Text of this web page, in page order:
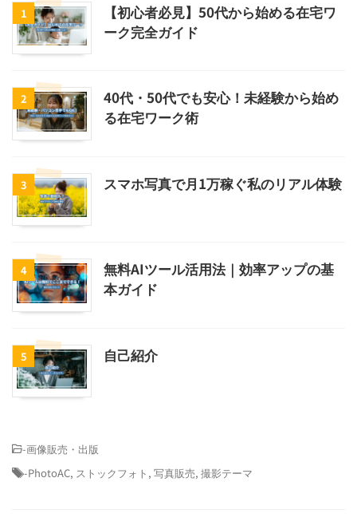
1
【初心者必見】50代から始める在宅ワ
ーク完全ガイド
2
40代・50代でも安心！未経験から始め
る在宅ワーク術
3 スマホ写真で月1万稼ぐ私のリアル体験
4
無料AIツール活用法｜効率アップの基
本ガイド
5 自己紹介
-画像販売・出版
-PhotoAC, ストックフォト , 写真販売, 撮影テーマ